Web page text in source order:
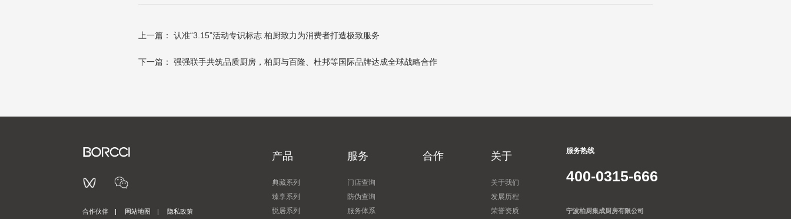
上一篇：认准“3.15”活动专识标志 柏厨致力为消费者打造极致服务
下一篇：强强联手共筑品质厨房，柏厨与百隆、杜邦等国际品牌达成全球战略合作
合作伙伴| 网站地图 | 隐私政策
产品
典藏系列
臻享系列
悦居系列
服务
门店查询
防伪查询
服务体系
合作 关于
关于我们
发展历程
荣誉资质
服务热线
400-0315-666
宁波柏厨集成厨房有限公司